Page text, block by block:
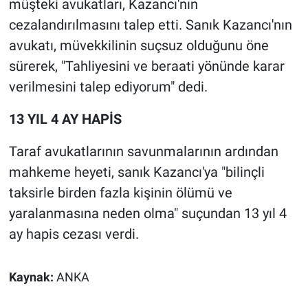
müşteki avukatları, Kazancı'nın
cezalandırılmasını talep etti. Sanık Kazancı'nın
avukatı, müvekkilinin suçsuz olduğunu öne
sürerek, "Tahliyesini ve beraati yönünde karar
verilmesini talep ediyorum" dedi.
13 YIL 4 AY HAPİS
Taraf avukatlarının savunmalarının ardından
mahkeme heyeti, sanık Kazancı'ya "bilinçli
taksirle birden fazla kişinin ölümü ve
yaralanmasına neden olma" suçundan 13 yıl 4
ay hapis cezası verdi.
Kaynak: ANKA
Sağlık
Spor
Türkiye'nin Gündemi
Yerel Gündem
Yerel Yaşam
Canlı Yayın